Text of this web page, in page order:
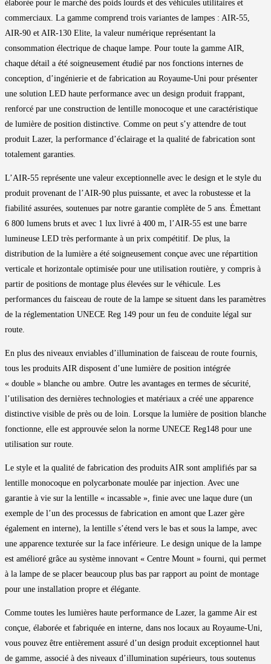
élaborée pour le marché des poids lourds et des véhicules utilitaires et
commerciaux. La gamme comprend trois variantes de lampes : AIR-55,
AIR-90 et AIR-130 Elite, la valeur numérique représentant la
consommation électrique de chaque lampe. Pour toute la gamme AIR,
chaque détail a été soigneusement étudié par nos fonctions internes de
conception, d’ingénierie et de fabrication au Royaume-Uni pour présenter
une solution LED haute performance avec un design produit frappant,
renforcé par une construction de lentille monocoque et une caractéristique
de lumière de position distinctive. Comme on peut s’y attendre de tout
produit Lazer, la performance d’éclairage et la qualité de fabrication sont
totalement garanties.
L’AIR-55 représente une valeur exceptionnelle avec le design et le style du
produit provenant de l’AIR-90 plus puissante, et avec la robustesse et la
fiabilité assurées, soutenues par notre garantie complète de 5 ans. Émettant
6 800 lumens bruts et avec 1 lux livré à 400 m, l’AIR-55 est une barre
lumineuse LED très performante à un prix compétitif. De plus, la
distribution de la lumière a été soigneusement conçue avec une répartition
verticale et horizontale optimisée pour une utilisation routière, y compris à
partir de positions de montage plus élevées sur le véhicule. Les
performances du faisceau de route de la lampe se situent dans les paramètres
de la réglementation UNECE Reg 149 pour un feu de conduite légal sur
route.
En plus des niveaux enviables d’illumination de faisceau de route fournis,
tous les produits AIR disposent d’une lumière de position intégrée
« double » blanche ou ambre. Outre les avantages en termes de sécurité,
l’utilisation des dernières technologies et matériaux a créé une apparence
distinctive visible de près ou de loin. Lorsque la lumière de position blanche
fonctionne, elle est approuvée selon la norme UNECE Reg148 pour une
utilisation sur route.
Le style et la qualité de fabrication des produits AIR sont amplifiés par sa
lentille monocoque en polycarbonate moulée par injection. Avec une
garantie à vie sur la lentille « incassable », finie avec une laque dure (un
exemple de l’un des processus de fabrication en amont que Lazer gère
également en interne), la lentille s’étend vers le bas et sous la lampe, avec
une apparence texturée sur la face inférieure. Le design unique de la lampe
est amélioré grâce au système innovant « Centre Mount » fourni, qui permet
à la lampe de se placer beaucoup plus bas par rapport au point de montage
pour une installation propre et élégante.
Comme toutes les lumières haute performance de Lazer, la gamme Air est
conçue, élaborée et fabriquée en interne, dans nos locaux au Royaume-Uni,
vous pouvez être entièrement assuré d’un design produit exceptionnel haut
de gamme, associé à des niveaux d’illumination supérieurs, tous soutenus